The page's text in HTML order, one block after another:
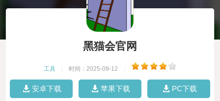
黑猫会官网
工具 时间：2025-09-12
安卓下载 苹果下载 PC下载